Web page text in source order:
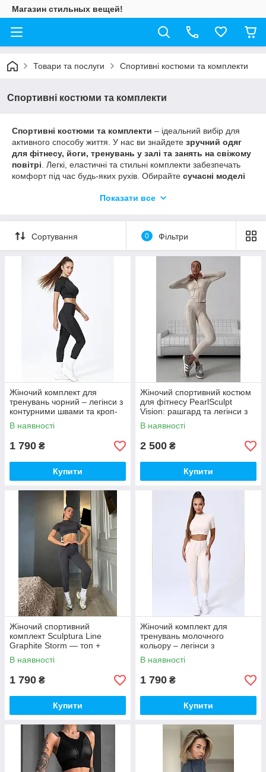
Магазин стильных вещей!
Товари та послуги Спортивні костюми та комплекти
Спортивні костюми та комплекти
Спортивні костюми та комплекти – ідеальний вибір для
активного способу життя. У нас ви знайдете зручний одяг
для фітнесу, йоги, тренувань у залі та занять на свіжому
повітрі . Легкі, еластичні та стильні комплекти забезпечать
комфорт під час будь-яких рухів. Обирайте сучасні моделі
Показати все
Сортування 0 Фільтри
Жіночий комплект для
тренувань чорний – легінси з
контурними швами та кроп-
топ
В наявності
1 790 ₴
Купити
Жіночий спортивний костюм
для фітнесу PearlSculpt
Vision: рашгард та легінси з
ефектом пуш-ап
В наявності
2 500 ₴
Купити
Жіночий спортивний
комплект Sculptura Line
Graphite Storm — топ +
легінси з утяжкою та ефектом
корекції
В наявності
1 790 ₴
Купити
Жіночий комплект для
тренувань молочного
кольору – легінси з
контурними швами та кроп-
топ
В наявності
1 790 ₴
Купити